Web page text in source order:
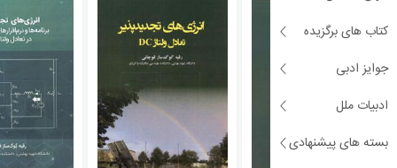
کتاب های برگزیده
جوایز ادبی
ادبیات ملل
بسته های پیشنهادی